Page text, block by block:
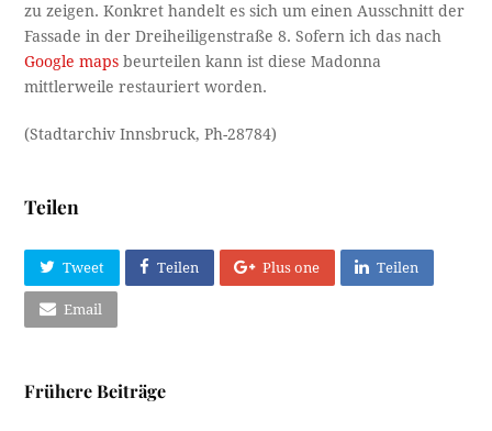
zu zeigen. Konkret handelt es sich um einen Ausschnitt der
Fassade in der Dreiheiligenstraße 8. Sofern ich das nach
Google maps beurteilen kann ist diese Madonna
mittlerweile restauriert worden.
(Stadtarchiv Innsbruck, Ph-28784)
Teilen
Tweet Teilen Plus one Teilen
Email
Frühere Beiträge